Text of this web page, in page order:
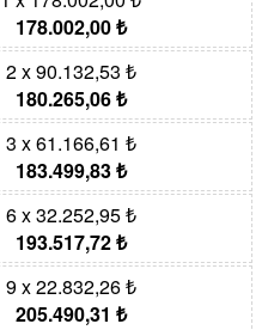
178.002,00 ₺
2 x 90.132,53 ₺
180.265,06 ₺
3 x 61.166,61 ₺
183.499,83 ₺
6 x 32.252,95 ₺
193.517,72 ₺
9 x 22.832,26 ₺
205.490,31 ₺